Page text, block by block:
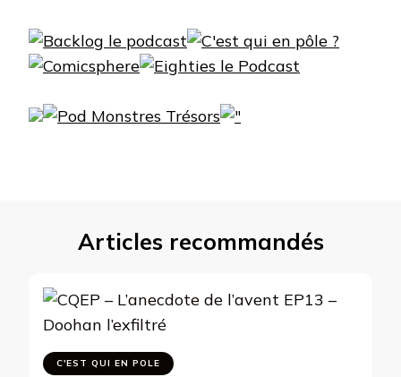
Articles recommandés
C'EST QUI EN POLE